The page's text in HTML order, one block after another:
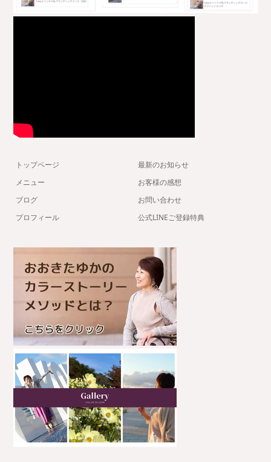
トップページ
メニュー
ブログ
プロフィール
最新のお知らせ
お客様の感想
お問い合わせ
公式LINEご登録特典